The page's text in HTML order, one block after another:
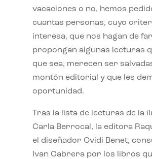
vacaciones o no, hemos
cuantas personas, cuyo
interesa, que nos hagan de
propongan algunas lecturas
que sea, merecen ser
montón editorial y que les
oportunidad.
Tras la lista de lecturas de la
Carla Berrocal, la editora
el diseñador Ovidi Benet,
Ivan Cabrera por los libros